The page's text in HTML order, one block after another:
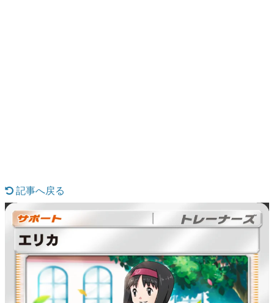
カテゴリ
特集記事
マンガ
女性向け
アプリレビュー
記事へ戻る